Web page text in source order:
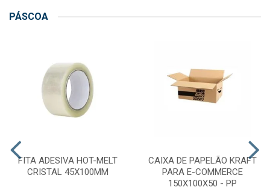
PÁSCOA
FITA ADESIVA HOT-MELT
CRISTAL 45X100MM
CAIXA DE PAPELÃO KRAFT
PARA E-COMMERCE
150X100X50 - PP